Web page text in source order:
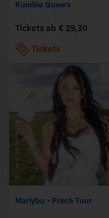
Kumbia Queers
Tickets ab € 29,30
Tickets
Mariybu - Frech Tour